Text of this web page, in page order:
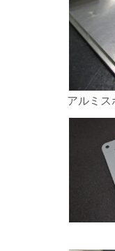
アルミス